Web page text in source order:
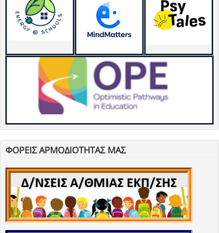
ΦΟΡΕΙΣ ΑΡΜΟΔΙΟΤΗΤΑΣ ΜΑΣ